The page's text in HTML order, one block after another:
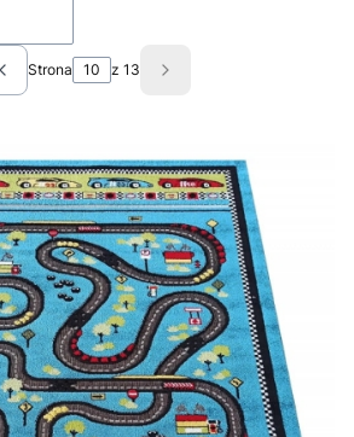
Poprzednie produkty
Strona z 13 Następne produkty